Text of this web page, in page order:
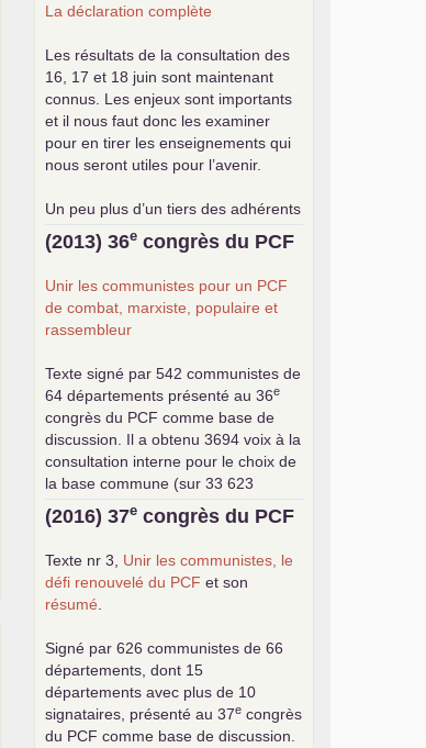
La déclaration complète
Les résultats de la consultation des
16, 17 et 18 juin sont maintenant
connus. Les enjeux sont importants
et il nous faut donc les examiner
pour en tirer les enseignements qui
nous seront utiles pour l’avenir.
Un peu plus d’un tiers des adhérents
a participé à cette consultation, soit
une participation en hausse par
un contexte de baisse des cotisants.
... lire la suite
(2013) 36e congrès du PCF
Unir les communistes pour un PCF
de combat, marxiste, populaire et
rassembleur
Texte signé par 542 communistes de
64 départements présenté au 36e
congrès du PCF comme base de
discussion. Il a obtenu 3694 voix à la
consultation interne pour le choix de
la base commune (sur 33 623
exprimés) .
(2016) 37e congrès du PCF
Texte nr 3, Unir les communistes, le
défi renouvelé du PCF et son
résumé
Signé par 626 communistes de 66
départements, dont 15
départements avec plus de 10
signataires, présenté au 37e congrès
du PCF comme base de discussion.